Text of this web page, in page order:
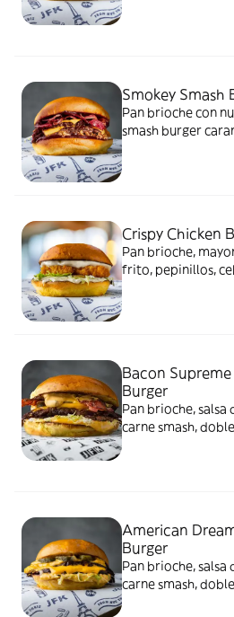
Smokey Smash
Pan brioche con
smash burger
para darle
Crispy Chicken
Pan brioche,
frito, pepinillos,
Bacon Supreme
Burger
Pan brioche, salsa
carne smash,
American
Burger
Pan brioche, salsa
carne smash,